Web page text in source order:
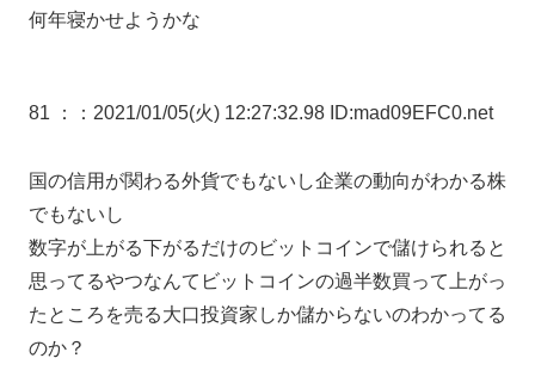
何年寝かせようかな
81 ： ：2021/01/05(火) 12:27:32.98 ID:mad09EFC0.net
国の信用が関わる外貨でもないし企業の動向がわかる株
でもないし
数字が上がる下がるだけのビットコインで儲けられると
思ってるやつなんてビットコインの過半数買って上がっ
たところを売る大口投資家しか儲からないのわかってる
のか？